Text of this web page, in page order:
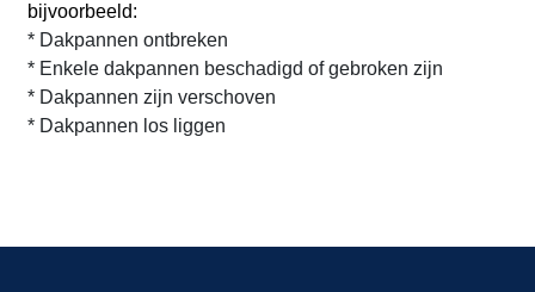
bijvoorbeeld:
* Dakpannen ontbreken
* Enkele dakpannen beschadigd of gebroken zijn
* Dakpannen zijn verschoven
* Dakpannen los liggen